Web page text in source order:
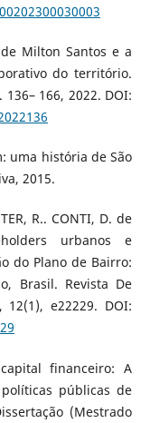
Milton Santos e a
do território.
166, 2022. DOI:
uma história de São
2015.
R.. CONTI, D. de
urbanos e
do Plano de Bairro:
Brasil. Revista De
12(1), e22229. DOI:
financeiro: A
públicas de
(Mestrado